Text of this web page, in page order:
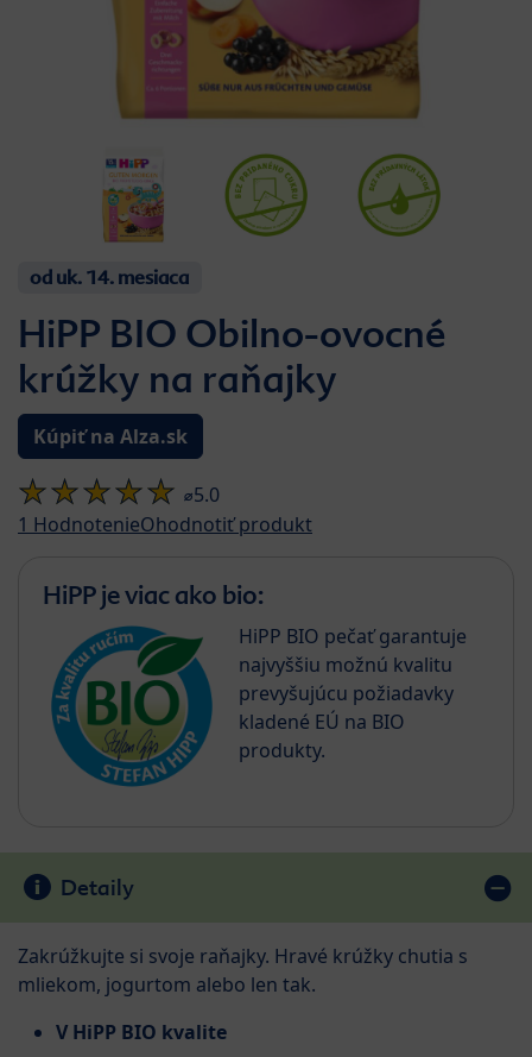
od uk. 14. mesiaca
HiPP BIO Obilno-ovocné
krúžky na raňajky
Kúpiť na Alza.sk
⌀5.0
1 HodnotenieOhodnotiť produkt
HiPP je viac ako bio:
HiPP BIO pečať garantuje
najvyššiu možnú kvalitu
prevyšujúcu požiadavky
kladené EÚ na BIO
produkty.
Detaily
Zakrúžkujte si svoje raňajky. Hravé krúžky chutia s
mliekom, jogurtom alebo len tak.
V HiPP BIO kvalite